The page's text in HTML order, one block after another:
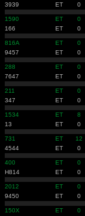
3939
ET 0
1590 ET 0
166
ET 0
816A ET 0
9457
ET 0
288 ET 0
7647
ET 0
211 ET 0
347
ET 0
1534 ET 8
13
ET 0
731 ET 12
4544
ET 0
400 ET 0
H814
ET 0
2012 ET 0
9450
ET 0
150X ET 0